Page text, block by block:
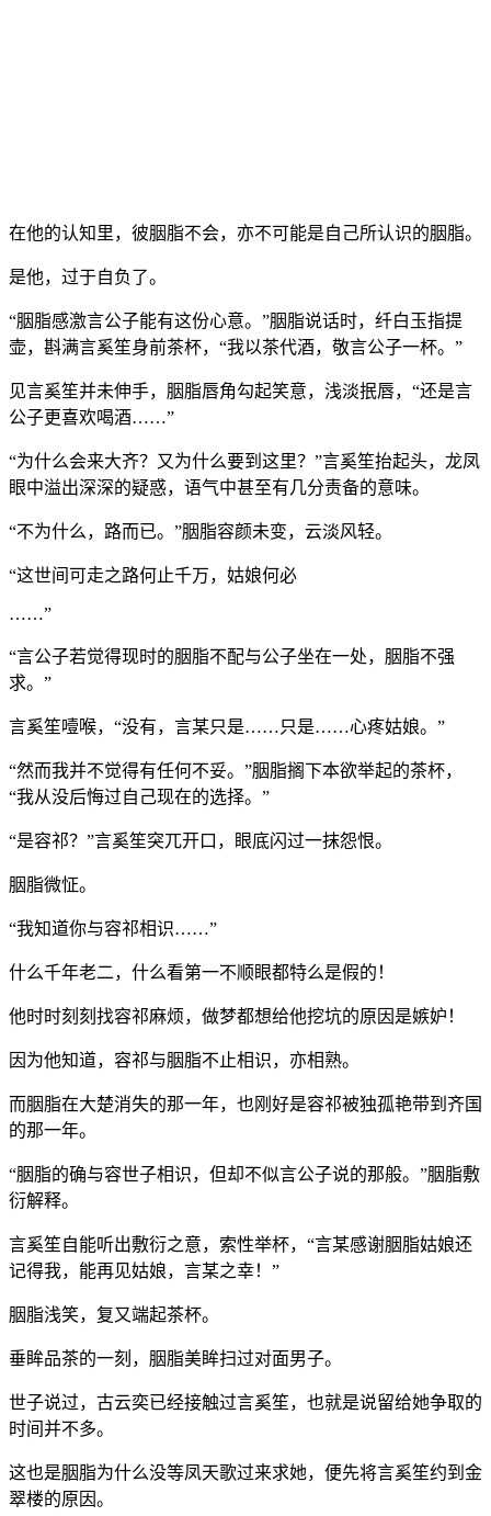
在他的认知里，彼胭脂不会，亦不可能是自己所认识的胭脂。
是他，过于自负了。
“胭脂感激言公子能有这份心意。”胭脂说话时，纤白玉指提
壶，斟满言奚笙身前茶杯，“我以茶代酒，敬言公子一杯。”
见言奚笙并未伸手，胭脂唇角勾起笑意，浅淡抿唇，“还是言
公子更喜欢喝酒……”
“为什么会来大齐？又为什么要到这里？”言奚笙抬起头，龙凤
眼中溢出深深的疑惑，语气中甚至有几分责备的意味。
“不为什么，路而已。”胭脂容颜未变，云淡风轻。
“这世间可走之路何止千万，姑娘何必
……”
“言公子若觉得现时的胭脂不配与公子坐在一处，胭脂不强
求。”
言奚笙噎喉，“没有，言某只是……只是……心疼姑娘。”
“然而我并不觉得有任何不妥。”胭脂搁下本欲举起的茶杯，
“我从没后悔过自己现在的选择。”
“是容祁？”言奚笙突兀开口，眼底闪过一抹怨恨。
胭脂微怔。
“我知道你与容祁相识……”
什么千年老二，什么看第一不顺眼都特么是假的！
他时时刻刻找容祁麻烦，做梦都想给他挖坑的原因是嫉妒！
因为他知道，容祁与胭脂不止相识，亦相熟。
而胭脂在大楚消失的那一年，也刚好是容祁被独孤艳带到齐国
的那一年。
“胭脂的确与容世子相识，但却不似言公子说的那般。”胭脂敷
衍解释。
言奚笙自能听出敷衍之意，索性举杯，“言某感谢胭脂姑娘还
记得我，能再见姑娘，言某之幸！”
胭脂浅笑，复又端起茶杯。
垂眸品茶的一刻，胭脂美眸扫过对面男子。
世子说过，古云奕已经接触过言奚笙，也就是说留给她争取的
时间并不多。
这也是胭脂为什么没等凤天歌过来求她，便先将言奚笙约到金
翠楼的原因。